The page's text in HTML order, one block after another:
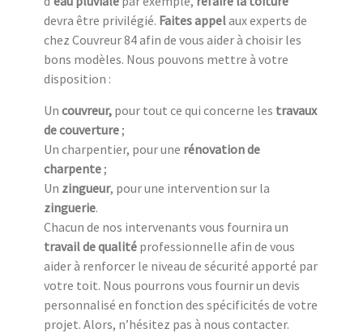
devra être privilégié. Faites appelaux experts de
chez Couvreur 84 afin de vous aider à choisir les
bons modèles. Nous pouvons mettre à votre
disposition :
Un couvreur, pour tout ce qui concerne les travaux
de couverture ;
Un charpentier, pour une rénovation de
charpente ;
Un zingueur, pour une intervention sur la
zinguerie.
Chacun de nos intervenants vous fournira un
travail de qualité professionnelle afin de vous
aider à renforcer le niveau de sécurité apporté par
votre toit. Nous pourrons vous fournir un devis
personnalisé en fonction des spécificités de votre
projet. Alors, n’hésitez pas à nous contacter.